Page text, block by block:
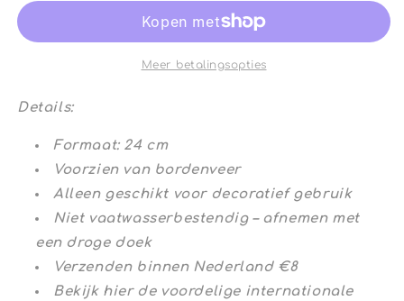
Benen
Pudding
Benen
Meer betalingsopties
Details:
Formaat: 24 cm
Voorzien van bordenveer
Alleen geschikt voor decoratief gebruik
Niet vaatwasserbestendig – afnemen met
een droge doek
Verzenden binnen Nederland €8
Bekijk hier de voordelige internationale